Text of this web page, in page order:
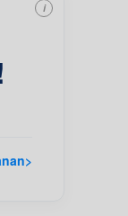
>
i